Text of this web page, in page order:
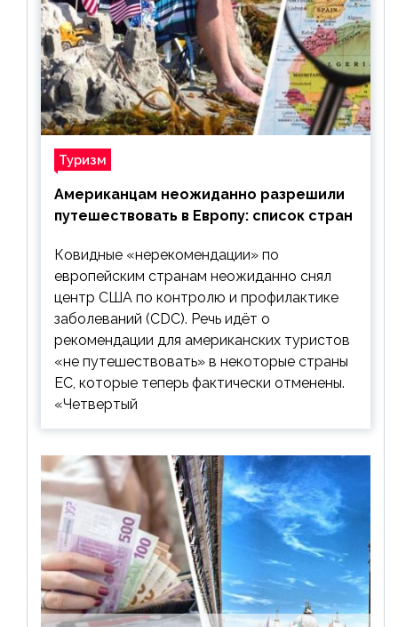
Туризм
Американцам неожиданно разрешили
путешествовать в Европу: список стран
Ковидные «нерекомендации» по
европейским странам неожиданно снял
центр США по контролю и профилактике
заболеваний (CDC). Речь идёт о
рекомендации для американских туристов
«не путешествовать» в некоторые страны
ЕС, которые теперь фактически отменены.
«Четвертый